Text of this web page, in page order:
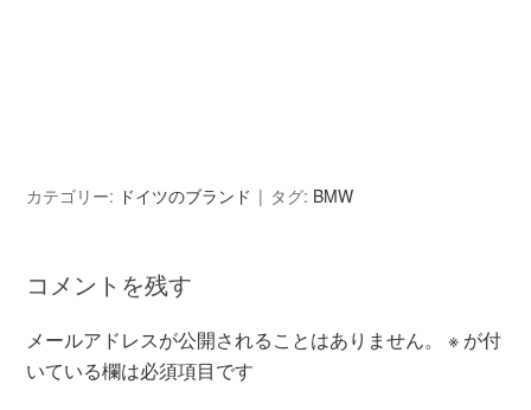
カテゴリー: ドイツのブランド タグ: BMW
コメントを残す
メールアドレスが公開されることはありません。 ※ が付
いている欄は必須項目です